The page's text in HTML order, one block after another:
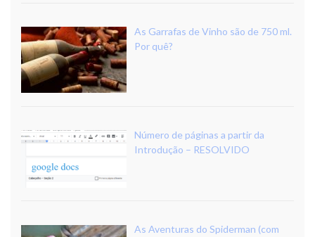
As Garrafas de Vinho são de 750 ml.
Por quê?
Número de páginas a partir da
Introdução – RESOLVIDO
As Aventuras do Spiderman (com